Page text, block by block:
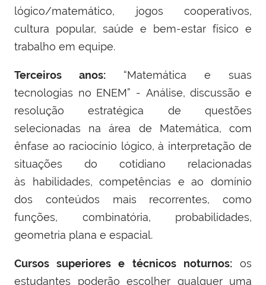
lógico/matemático, jogos cooperativos,
cultura popular, saúde e bem-estar físico e
trabalho em equipe.
Terceiros anos: “Matemática e suas
tecnologias no ENEM” - Análise, discussão e
resolução estratégica de questões
selecionadas na área de Matemática, com
ênfase ao raciocínio lógico, à interpretação de
situações do cotidiano relacionadas
às
habilidades, competências e ao domínio
dos conteúdos mais recorrentes, como
funções, combinatória, probabilidades,
geometria plana e espacial.
Cursos superiores e técnicos noturnos:os
estudantes poderão escolher qualquer uma